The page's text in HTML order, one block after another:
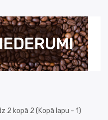
2 kopā 2 (Kopā lapu - 1)